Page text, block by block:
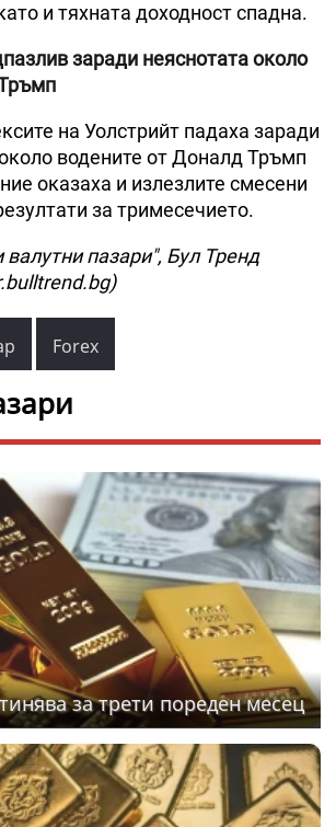
и тяхната доходност спадна.
заради неяснотата около
на Уолстрийт падаха заради
водените от Доналд Тръмп
оказаха и излезлите смесени
за тримесечието.
валутни пазари", Бул Тренд
Forex
за трети пореден месец